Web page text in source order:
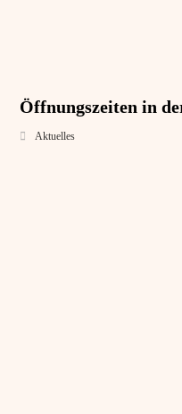
Öffnungszeiten in
Aktuelles